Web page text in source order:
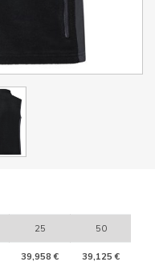
25 50
39,958 € 39,125 €